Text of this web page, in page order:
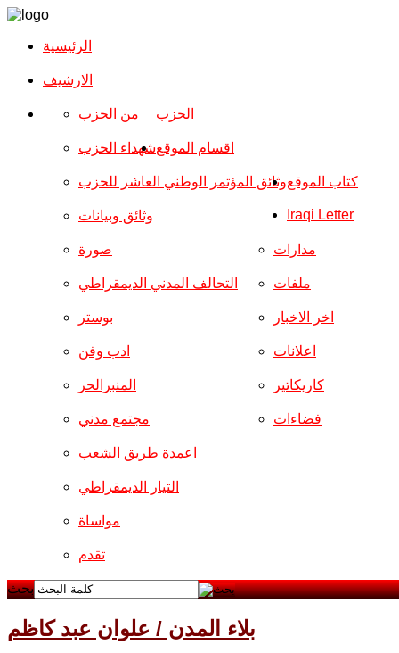
الرئيسية
الارشیف
الحزب من الحزب
شهداء الحزب
وثائق المؤتمر الوطني العاشر للحزب
وثائق وبيانات
اقسام الموقع
صورة
التحالف المدني الديمقراطي
بوستر
ادب وفن
المنبرالحر
مجتمع مدني
مدارات
ملفات
اخر الاخبار
اعلانات
كاريكاتير
فضاءات
اعمدة طريق الشعب
التيار الديمقراطي
مواساة
تقدم
كتاب الموقع
Iraqi Letter
بحث
بلاء المدن / علوان عبد كاظم